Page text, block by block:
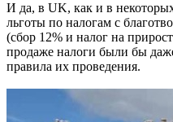
И да, в UK, как и в
льготы по налогам с
(сбор 12% и налог на
продаже налоги были бы
правила их проведения.